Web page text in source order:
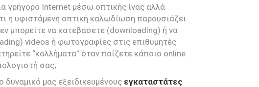
γρήγορο Internet μέσω οπτικής ίνας αλλά
η υφιστάμενη οπτική καλωδίωση παρουσιάζει
μπορείτε να κατεβάσετε (downloading) ή να
videos ή φωτογραφίες στις επιθυμητές
“κολλήματα” όταν παίζετε κάποιο online
σας;
δυναμικό μας εξειδικευμένους εγκαταστάτες